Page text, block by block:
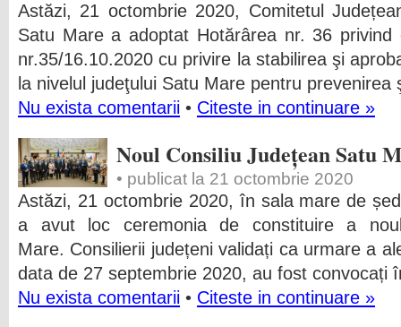
Astăzi, 21 octombrie 2020, Comitetul
Satu Mare a adoptat Hotărârea nr. 36 privind
nr.35/16.10.2020 cu privire la stabilirea şi
la nivelul judeţului Satu Mare pentru prevenirea
Nu exista comentarii • Citeste in continuare »
Noul Consiliu Județean Satu
• publicat la 21 octombrie 2020
Astăzi, 21 octombrie 2020, în sala mare de
a avut loc ceremonia de constituire a
Mare. Consilierii județeni validați ca urmare a
data de 27 septembrie 2020, au fost convocați
Nu exista comentarii • Citeste in continuare »